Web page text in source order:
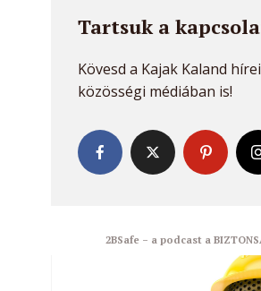
Tartsuk a
Kövesd a Kajak Kaland
közösségi médiában is!
2BSafe – a podcast a